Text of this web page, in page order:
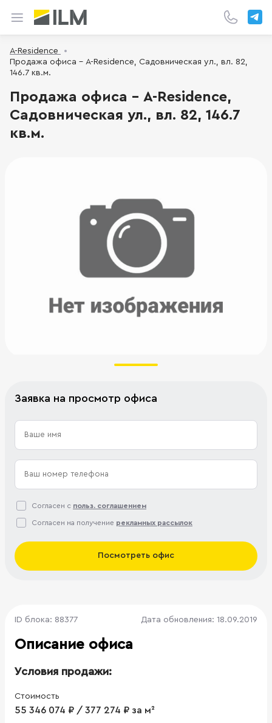
A-Residence
Продажа офиса - A-Residence, Садовническая ул., вл. 82,
146.7 кв.м.
Продажа офиса - A-Residence,
Садовническая ул., вл. 82, 146.7
кв.м.
Заявка на просмотр офиса
Согласен с польз. соглашением
Согласен на получение рекламных рассылок
Посмотреть офис
ID блока: 88377 Дата обновления: 18.09.2019
Описание офиса
Условия продажи:
Стоимость
55 346 074 ₽ / 377 274 ₽ за м²